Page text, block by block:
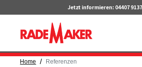
Jetzt informieren: 04407
Home / Referenzen